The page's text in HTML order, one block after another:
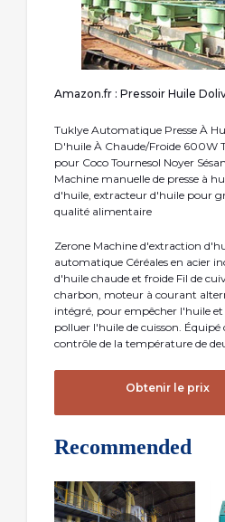
Amazon.fr : Pressoir Huile
Tuklye Automatique Presse À
D'huile À Chaude/Froide 600W
pour Coco Tournesol Noyer
Machine manuelle de presse à
d'huile, extracteur d'huile pour
qualité alimentaire
Zerone Machine d'extraction
automatique Céréales en acier
d'huile chaude et froide Fil de
charbon, moteur à courant
intégré, pour empêcher l'huile
polluer l'huile de cuisson. Équipé
contrôle de la température de
Obtenir le prix
Recommended